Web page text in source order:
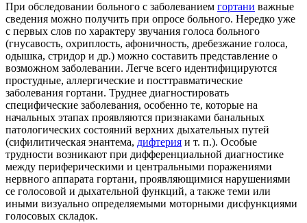
При обследовании больного с заболеванием гортани важные
сведения можно получить при опросе больного. Нередко уже
с первых слов по характеру звучания голоса больного
(гнусавость, охриплость, афоничность, дребезжание голоса,
одышка, стридор и др.) можно составить представление о
возможном заболевании. Легче всего идентифицируются
простудные, аллергические и посттравматические
заболевания гортани. Труднее диагностировать
специфические заболевания, особенно те, которые на
начальных этапах проявляются признаками банальных
патологических состояний верхних дыхательных путей
(сифилитическая энантема, дифтерия и т. п.). Особые
трудности возникают при дифференциальной диагностике
между периферическими и центральными поражениями
нервного аппарата гортани, проявляющимися нарушениями
се голосовой и дыхательной функций, а также теми или
иными визуально определяемыми моторными дисфункциями
голосовых складок.